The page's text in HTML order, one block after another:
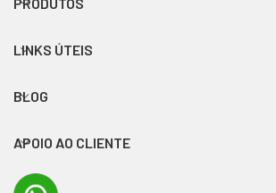
LINKS ÚTEIS
BLOG
APOIO AO CLIENTE